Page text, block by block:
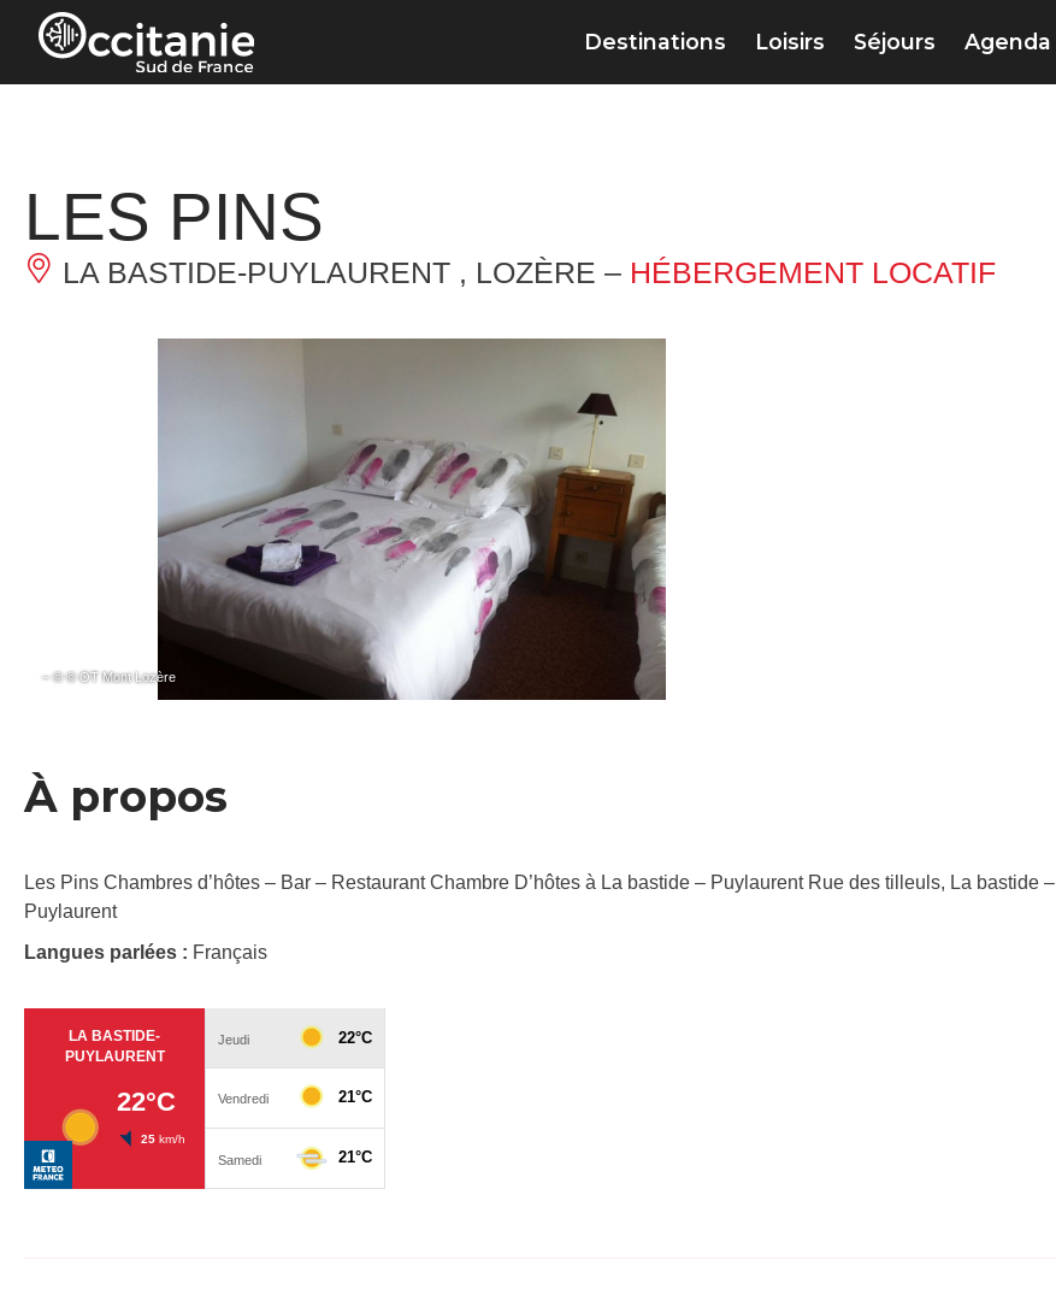
Panneau de gestion des cookies
Destinations Loisirs Séjours Agenda
LES PINS
LA BASTIDE-PUYLAURENT , LOZÈRE – HÉBERGEMENT LOCATIF
– © © OT Mont Lozère
À propos
Les Pins Chambres d’hôtes – Bar – Restaurant Chambre D’hôtes à La bastide – Puylaurent Rue des tilleuls, La bastide –
Puylaurent
Langues parlées : Français